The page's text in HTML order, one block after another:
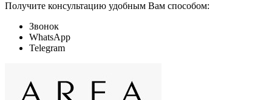
Получите консультацию удобным Вам способом:
Звонок
WhatsApp
Telegram